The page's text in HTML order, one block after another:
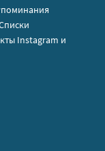
Instagram и